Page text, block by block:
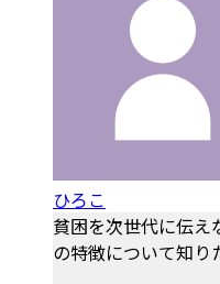
ひろこ
貧困を次世代に伝え
の特徴について知り